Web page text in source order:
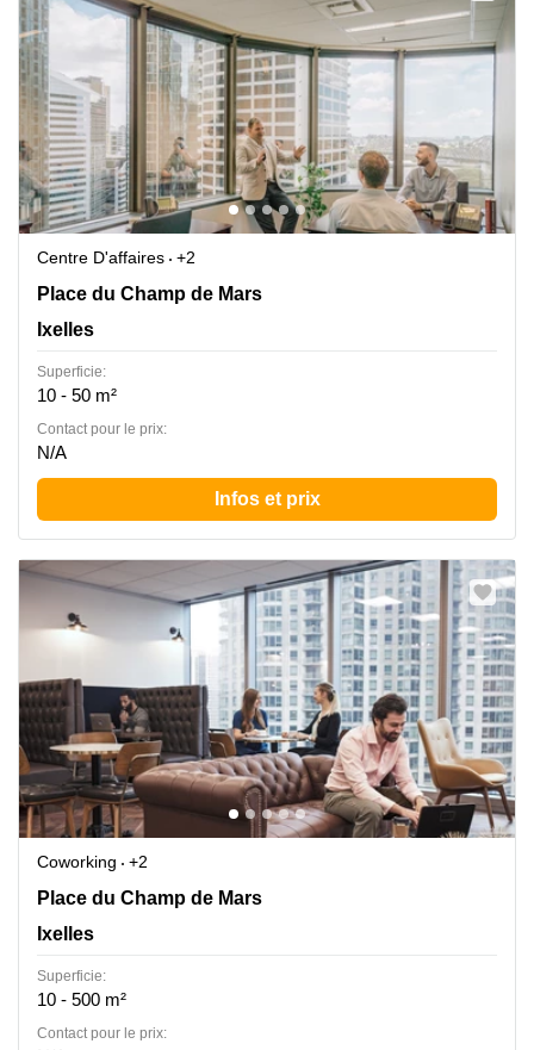
Centre D'affaires
+2
Place du Champ de Mars 5, Ixelles
Place du Champ de Mars
Ixelles
Superficie:
10 - 50 m²
Contact pour le prix:
N/A
Infos et prix
Coworking
+2
Place du Champ de Mars 5, Ixelles
Place du Champ de Mars
Ixelles
Superficie:
10 - 500 m²
Contact pour le prix: